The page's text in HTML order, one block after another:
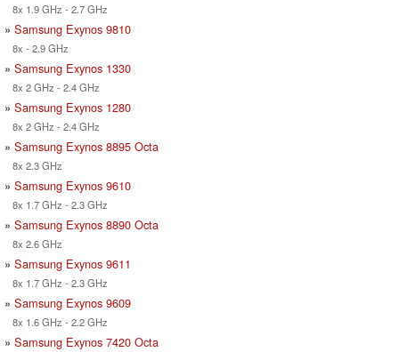
8x 1.9 GHz - 2.7 GHz
» Samsung Exynos 9810
8x - 2.9 GHz
» Samsung Exynos 1330
8x 2 GHz - 2.4 GHz
» Samsung Exynos 1280
8x 2 GHz - 2.4 GHz
» Samsung Exynos 8895 Octa
8x 2.3 GHz
» Samsung Exynos 9610
8x 1.7 GHz - 2.3 GHz
» Samsung Exynos 8890 Octa
8x 2.6 GHz
» Samsung Exynos 9611
8x 1.7 GHz - 2.3 GHz
» Samsung Exynos 9609
8x 1.6 GHz - 2.2 GHz
» Samsung Exynos 7420 Octa